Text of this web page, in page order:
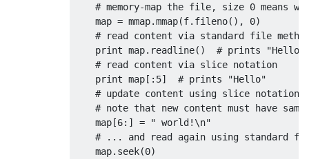
# memory-map the file, size 0 means
    map
= mmap.mmap(f. fileno(), 0)
# read content via standard file
print map. readline()
# prints "Hello
# read content via slice notation
print map[: 5]
# prints "Hello"
# update content using slice notation;
# note that new content must have
    map
[6:] =
" world!\n"
# ... and read again using standard
    map
. seek(0)